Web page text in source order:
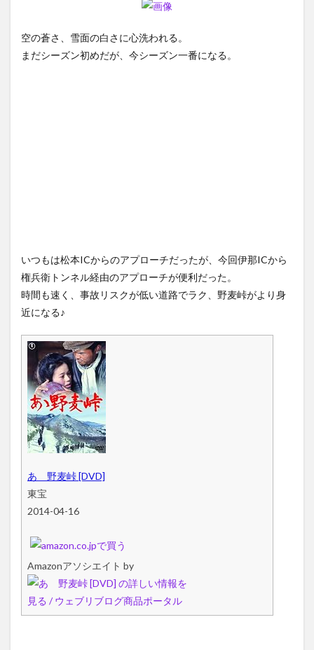
空の蒼さ、雪面の白さに心洗われる。
まだシーズン初めだが、今シーズン一番になる。
いつもは松本ICからのアプローチだったが、今回伊那ICから
権兵衛トンネル経由のアプローチが便利だった。
時間も速く、事故リスクが低い道路でラク、野麦峠がより身
近になる♪
あゝ野麦峠 [DVD]
東宝
2014-04-16
Amazonアソシエイト by